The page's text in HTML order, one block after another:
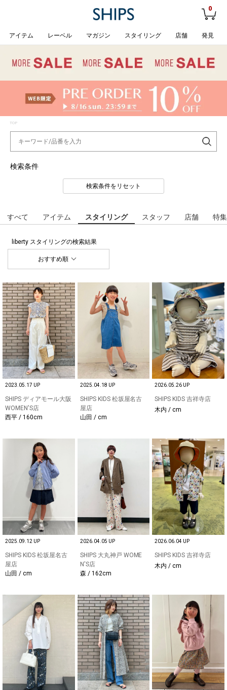
0
アイテム レーベル マガジン スタイリング 店舗 発見
TOP
検索条件
検索条件をリセット
すべて アイテム スタイリング スタッフ 店舗 特集
liberty スタイリングの検索結果
おすすめ順
2023.05.17 UP
SHIPS ディアモール大阪
WOMEN'S店
西平 / 160cm
2025.04.18 UP
SHIPS KIDS 松坂屋名古
屋店
山田 / cm
2026.05.26 UP
SHIPS KIDS 吉祥寺店
木内 / cm
2025.09.12 UP
SHIPS KIDS 松坂屋名古
屋店
山田 / cm
2026.04.05 UP
SHIPS 大丸神戸 WOME
N'S店
森 / 162cm
2026.06.04 UP
SHIPS KIDS 吉祥寺店
木内 / cm